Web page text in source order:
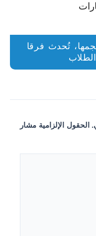
تُحدث فرقا
الحقول الإلزامية مشار